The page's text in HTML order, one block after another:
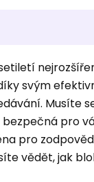
svým
Musíte
pro
pro
vědět, jak